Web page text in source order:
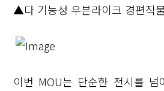
▲다 기능성 우븐라이크 경편직
이번 MOU는 단순한 전시를